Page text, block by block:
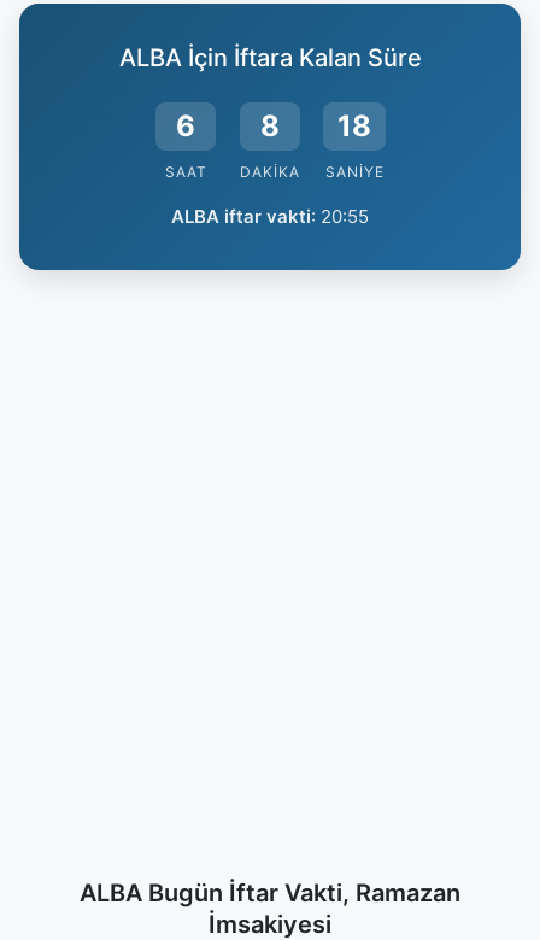
ALBA İçin İftara Kalan Süre
6
SAAT
8
DAKIKA
17
SANIYE
ALBA iftar vakti: 20:55
ALBA Bugün İftar Vakti, Ramazan
İmsakiyesi